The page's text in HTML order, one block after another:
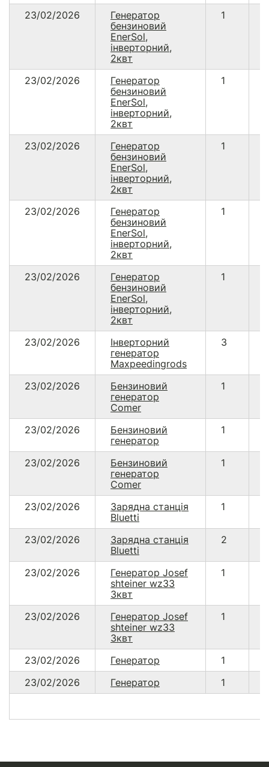
23/02/2026
Генератор
бензиновий
EnerSol,
інверторний,
2квт
1
23/02/2026
Генератор
бензиновий
EnerSol,
інверторний,
2квт
1
23/02/2026
Генератор
бензиновий
EnerSol,
інверторний,
2квт
1
23/02/2026
Генератор
бензиновий
EnerSol,
інверторний,
2квт
1
23/02/2026
Генератор
бензиновий
EnerSol,
інверторний,
2квт
1
23/02/2026
Інверторний
генератор
Maxpeedingrods
3
23/02/2026
Бензиновий
генератор
Comer
1
23/02/2026
Бензиновий
генератор
1
23/02/2026
Бензиновий
генератор
Comer
1
23/02/2026
Зарядна станція
Bluetti
1
23/02/2026
Зарядна станція
Bluetti
2
23/02/2026
Генератор Josef
shteiner wz33
3квт
1
23/02/2026
Генератор Josef
shteiner wz33
3квт
1
23/02/2026 Генератор 1
23/02/2026
Генератор 1